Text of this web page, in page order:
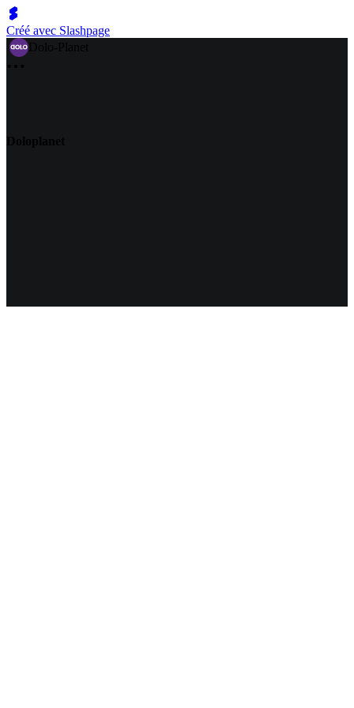
Créé avec Slashpage
Dolo-Planet
Doloplanet